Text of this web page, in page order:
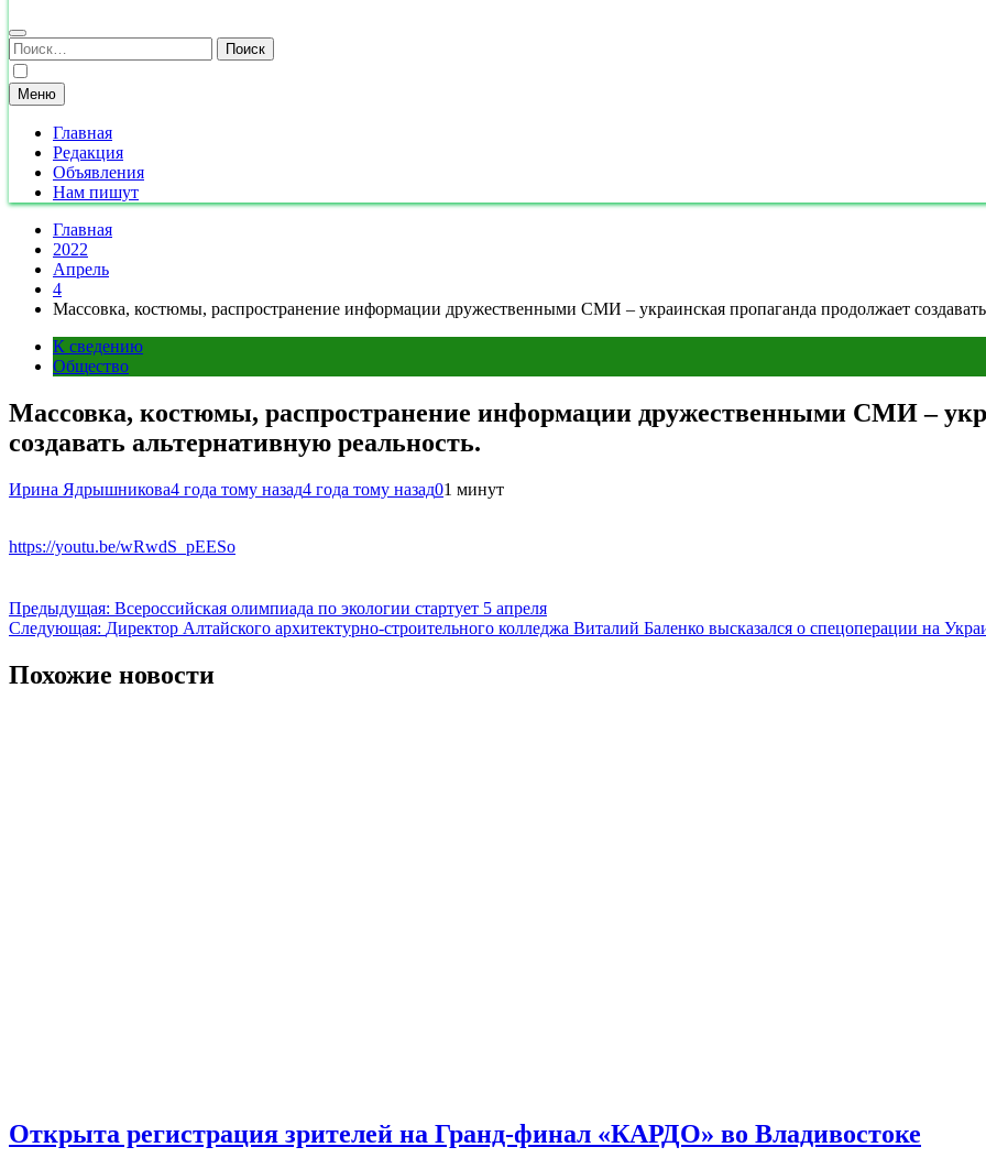
Найти:
Меню
Главная
Редакция
Объявления
Нам пишут
Главная
2022
Апрель
4
Массовка, костюмы, распространение информации дружественными СМИ – украинская пропаганда продолжает создавать
К сведению
Общество
Массовка, костюмы, распространение информации дружественными СМИ –
создавать альтернативную реальность.
Ирина Ядрышникова4 года тому назад4 года тому назад01 минут
https://youtu.be/wRwdS_pEESo
Навигация
по
записям
Предыдущая: Всероссийская олимпиада по экологии стартует 5 апреля
Следующая: Директор Алтайского архитектурно-строительного колледжа Виталий Баленко высказался о спецоперации на
Похожие новости
Открыта регистрация зрителей на Гранд-финал «КАРДО» во Владивостоке